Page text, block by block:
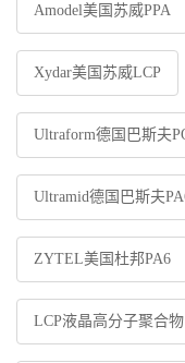
Amodel美国苏威PPA
Xydar美国苏威LCP
Ultraform德国巴斯夫
Ultramid德国巴斯夫
ZYTEL美国杜邦PA6
LCP液晶高分子聚合物